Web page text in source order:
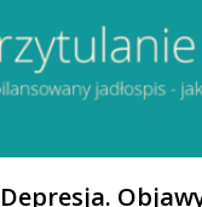
Depresja.